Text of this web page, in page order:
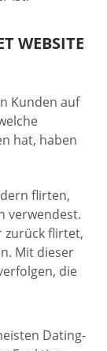
WEBSITE
Kunden auf
hat, haben
flirten,
verwendest.
zurück flirtet,
Mit dieser
die
Dating-